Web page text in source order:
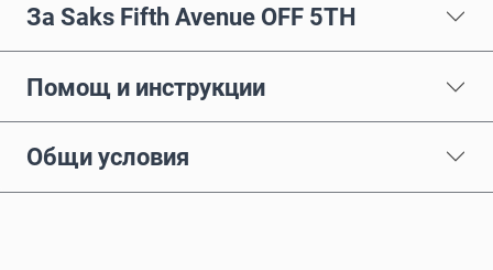
За Saks Fifth Avenue OFF 5TH
Помощ и инструкции
Общи условия